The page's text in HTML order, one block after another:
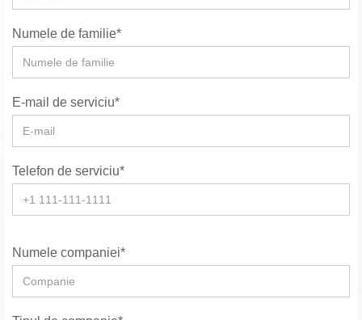
Numele de familie*
E-mail de serviciu*
Telefon de serviciu*
Numele companiei*